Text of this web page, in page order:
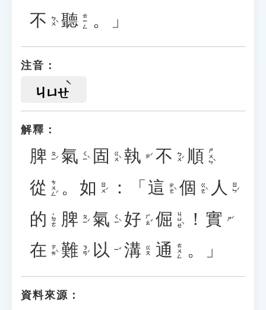
不 ㄅㄨˋ 聽 ㄊㄧㄥ 。」
注音：
ㄐㄩㄝ
解釋：
脾 ㄆㄧˊ 氣 ㄑㄧˋ 固 ㄍㄨˋ 執 ㄓˊ 不 ㄅㄨˊ 順 ㄕㄨㄣˋ
從 ㄘㄨㄥˊ 。 如 ㄖㄨˊ ：「 這 ㄓㄜˋ 個 ㄍㄜˋ 人 ㄖㄣˊ
的 ˙ㄉㄜ 脾 ㄆㄧˊ 氣 ㄑㄧˋ 好 ㄏㄠˇ 倔 ㄐㄩㄝˋ ！ 實 ㄕˊ
在 ㄗㄞˋ 難 ㄋㄢˊ 以 ㄧˇ 溝 ㄍㄡ 通 ㄊㄨㄥ 。」
資料來源：